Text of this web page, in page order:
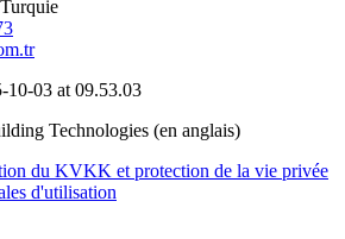
Technologies (en anglais)
du KVKK et protection de la vie privée
d'utilisation